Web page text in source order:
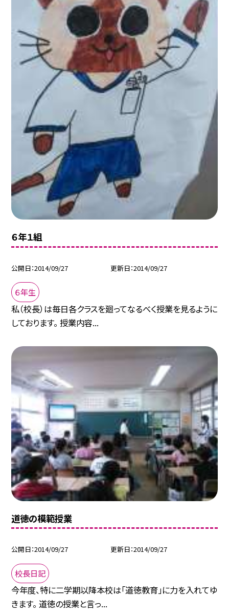
６年１組
公開日 2014/09/27 更新日 2014/09/27
６年生
私（校長）は毎日各クラスを廻ってなるべく授業を見るように
しております。 授業内容...
道徳の模範授業
公開日 2014/09/27 更新日 2014/09/27
校長日記
今年度、特に二学期以降本校は「道徳教育」に力を入れてゆ
きます。 道徳の授業と言っ...